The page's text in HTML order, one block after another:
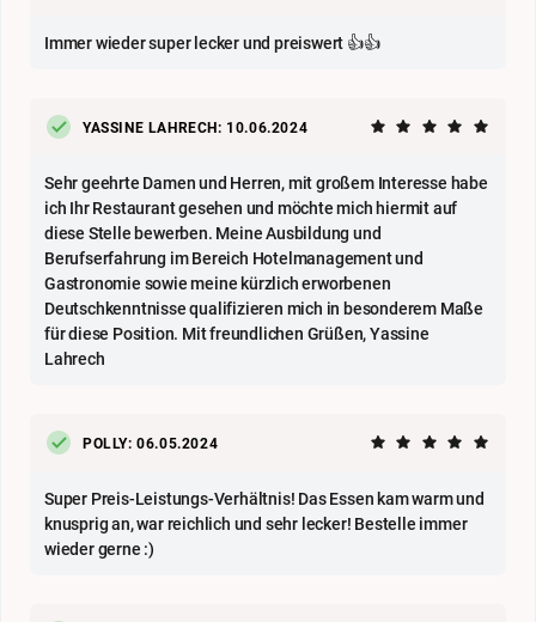
Immer wieder super lecker und preiswert 👍👍
YASSINE LAHRECH: 10.06.2024
Sehr geehrte Damen und Herren, mit großem Interesse habe
ich Ihr Restaurant gesehen und möchte mich hiermit auf
diese Stelle bewerben. Meine Ausbildung und
Berufserfahrung im Bereich Hotelmanagement und
Gastronomie sowie meine kürzlich erworbenen
Deutschkenntnisse qualifizieren mich in besonderem Maße
für diese Position. Mit freundlichen Grüßen, Yassine
Lahrech
POLLY: 06.05.2024
Super Preis-Leistungs-Verhältnis! Das Essen kam warm und
knusprig an, war reichlich und sehr lecker! Bestelle immer
wieder gerne :)